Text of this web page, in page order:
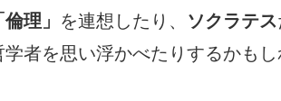
理」 を連想したり、 ソクラテス
者を思い浮かべたりするかもし